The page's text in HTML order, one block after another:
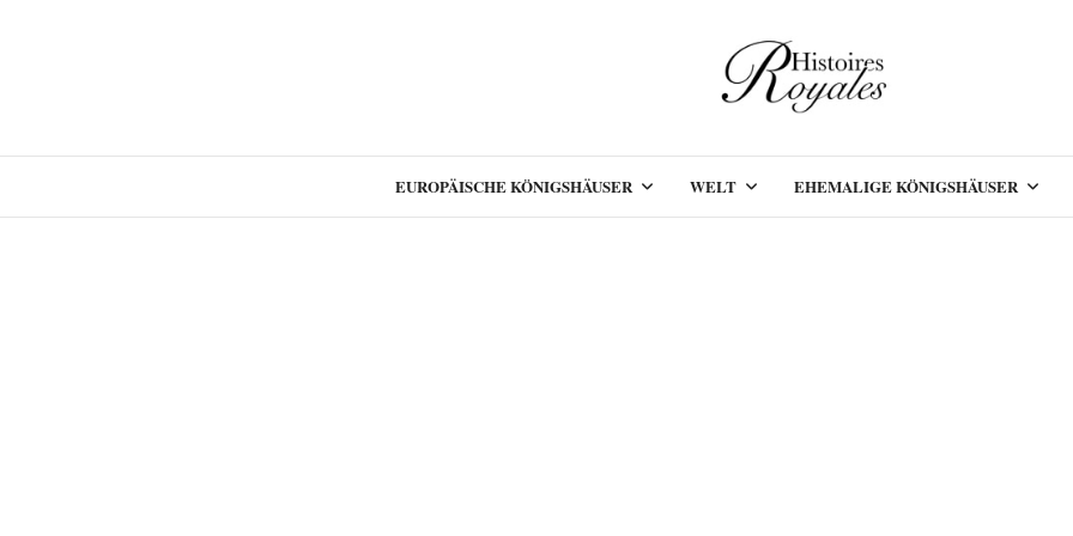
EUROPÄISCHE KÖNIGSHÄUSER WELT EHEMALIGE KÖNIGSHÄUSER